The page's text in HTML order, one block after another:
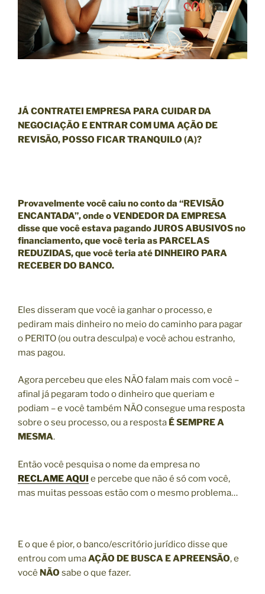
JÁ CONTRATEI EMPRESA PARA CUIDAR DA
NEGOCIAÇÃO E ENTRAR COM UMA AÇÃO DE
REVISÃO, POSSO FICAR TRANQUILO (A)?
Provavelmente você caiu no conto da “REVISÃO
ENCANTADA”, onde oVENDEDOR DA EMPRESA
disse que você estava pagandoJUROS ABUSIVOSno
financiamento, que você teria as PARCELAS
REDUZIDAS,que você teria até DINHEIRO PARA
RECEBER DO BANCO.
Eles disseram que você ia ganhar o processo, e
pediram mais dinheiro no meio do caminho para pagar
o PERITO (ou outra desculpa) e você achou estranho,
mas pagou.
Agora percebeu que eles NÃO falam mais com você –
afinal já pegaram todo o dinheiro que queriam e
podiam – e você também NÃO consegue uma resposta
sobre o seu processo, ou a resposta É SEMPRE A
MESMA.
Então você pesquisa o nome da empresa no
RECLAME AQUI e percebe que não é só com você,
mas muitas pessoas estão com o mesmo problema…
E o que é pior, o banco/escritório jurídico disse que
entrou com umaAÇÃO DE BUSCA E APREENSÃO, e
você NÃO sabe o que fazer.